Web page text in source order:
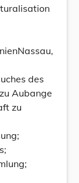
des
Aubange
zu